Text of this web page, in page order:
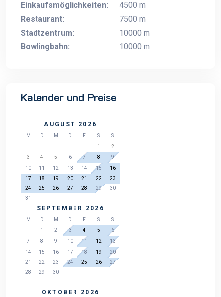
Einkaufsmöglichkeiten:
4500 m
Restaurant:
7500 m
Stadtzentrum:
10000 m
Bowlingbahn:
10000 m
Kalender und Preise
AUGUST 2026
M D M D F S
S
1
2
3
4 5 6 7 8
9
10
11 12 13 14 15
16
17
18 19 20 21 22
23
24
25 26 27 28 29
30
31
SEPTEMBER 2026
M D M D F S
S
1
2 3 4 5
6
7
8 9 10 11 12
13
14
15 16 17 18 19
20
21
22 23 24 25 26
27
28
29 30
OKTOBER 2026